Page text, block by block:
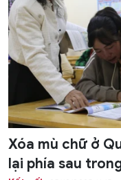
Xóa mù chữ ở
lại phía sau